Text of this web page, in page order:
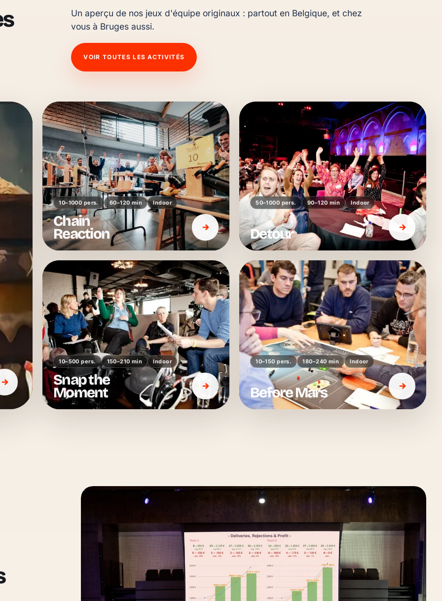
Un aperçu de nos jeux d'équipe originaux : partout en Belgique, et chez
vous à Bruges aussi.
VOIR TOUTES LES ACTIVITÉS
10–1000 pers. 60–120 min Indoor
Chain
Reaction
50–1000 pers. 90–120 min Indoor
Detour
10–500 pers. 150–210 min Indoor
Snap the
Moment
10–150 pers. 180–240 min Indoor
Before Mars